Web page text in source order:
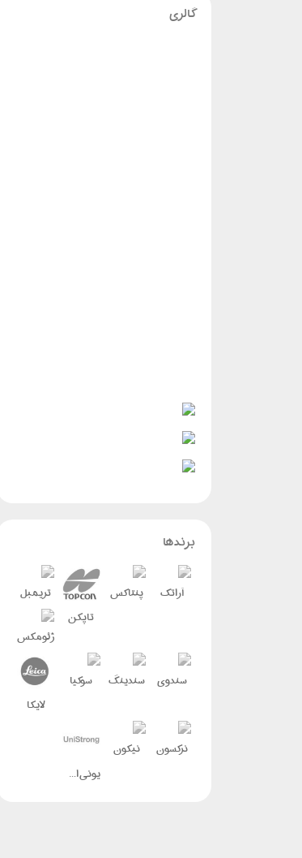
گالری
برندها
آراتک
پنتاکس
تاپکن
تریمبل
ژئومکس
سندوی سندینگ
سوکیا
لایکا
نرکسون
نیکون
یونی استرانگ